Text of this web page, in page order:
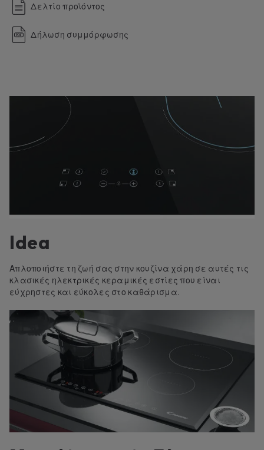
Δελτίο προϊόντος
Δήλωση συμμόρφωσης
Idea
Απλοποιήστε τη ζωή σας στην κουζίνα χάρη σε αυτές τις
κλασικές ηλεκτρικές κεραμικές εστίες που είναι
εύχρηστες και εύκολες στο καθάρισμα.